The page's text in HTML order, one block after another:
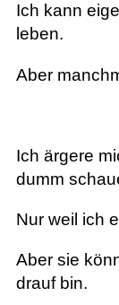
Ich kann
leben.
Aber
Ich ärgere
dumm
Nur weil ich
Aber sie
drauf bin.